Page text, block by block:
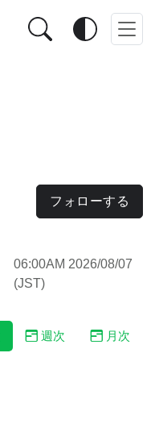
フォローする
06:00AM 2026/08/07
(JST)
週次 月次